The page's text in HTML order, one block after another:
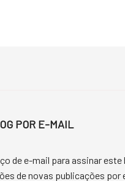
POR E-MAIL
de e-mail para assinar este
de novas publicações por